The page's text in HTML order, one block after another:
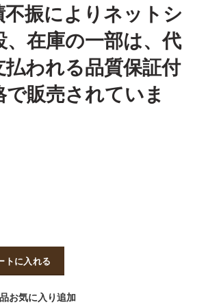
振によりネットシ
、在庫の一部は、代
われる品質保証付
で販売されていま
トに入れる
お気に入り追加